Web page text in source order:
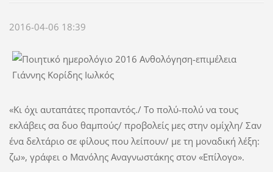
2016-04-06 18:39
«Κι όχι αυταπάτες προπαντός./ Το πολύ-πολύ να τους
εκλάβεις σα δυο θαμπούς/ προβολείς μες στην ομίχλη/ Σαν
ένα δελτάριο σε φίλους που λείπουν/ με τη μοναδική λέξη:
ζω», γράφει ο Μανόλης Αναγνωστάκης στον «Επίλογο».